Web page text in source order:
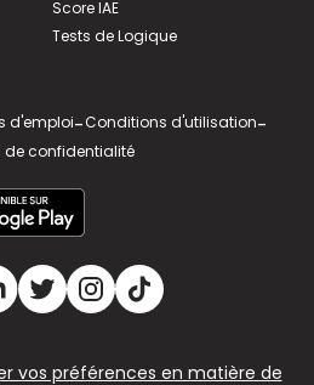
Score IAE
Tests de Logique
d'emploi-Conditions d'utilisation-
de confidentialité
vos préférences en matière de